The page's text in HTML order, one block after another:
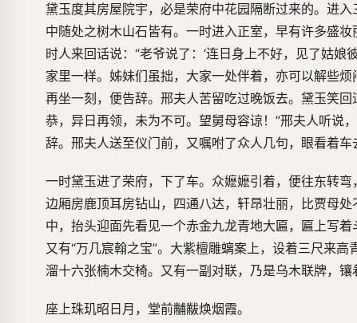
黛玉度其房屋院宇，必是荣府中花园隔断过来的。进
中随处之树木山石皆有。一时进入正室，早有许多盛
时人来回话说：“老爷说了：‘连日身上不好，见了姑
家里一样。姊妹们虽拙，大家一处伴着，亦可以解些烦
再坐一刻，便告辞。邢夫人苦留吃过晚饭去。黛玉笑
恭，异日再领，未为不可。望舅母容谅！”邢夫人听说
辞。邢夫人送至仪门前，又嘱咐了众人几句，眼看着车
一时黛玉进了荣府，下了车。众嬷嬷引着，便往东转
边厢房鹿顶耳房钻山，四通八达，轩昂壮丽，比贾母
中，抬头迎面先看见一个赤金九龙青地大匾，匾上写着
又有“万几宸翰之宝”。大紫檀雕螭案上，设着三尺来
溜十六张楠木交椅。又有一副对联，乃是乌木联牌，镶
座上珠玑昭日月，堂前黼黻焕烟霞。